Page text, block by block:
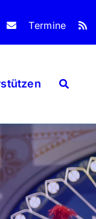
Termine